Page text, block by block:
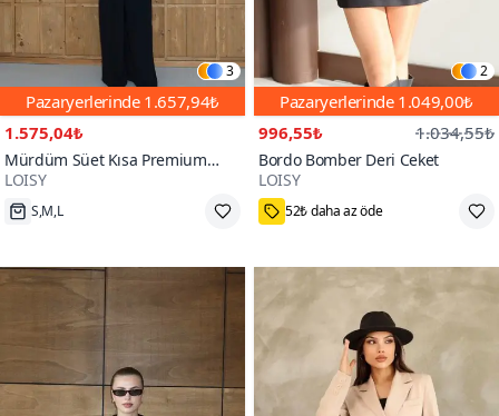
3
Pazaryerlerinde 1.657,94₺
1.575,04₺
Mürdüm Süet Kısa Premium
Ceket
LOISY
S,M,L
2
Pazaryerlerinde 1.049,00₺
996,55₺
1.034,55₺
Bordo Bomber Deri Ceket
LOISY
100+
52₺ daha az öde